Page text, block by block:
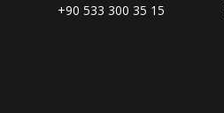
+90 533 300 35 15